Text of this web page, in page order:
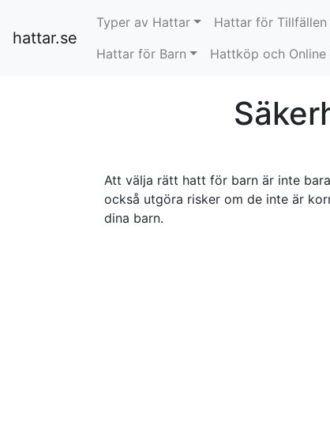
hattar.se
Typer av Hattar Hattar för Tillfällen
Hattar för Barn
Hattköp och Online
Att välja rätt hatt för barn är inte
också utgöra risker om de inte är
dina barn.